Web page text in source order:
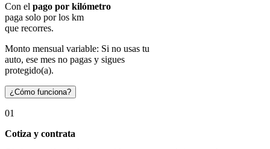
Con el pago por kilómetro
paga solo por los km
que recorres.
Monto mensual variable: Si no usas tu
auto, ese mes no pagas y sigues
protegido(a).
¿Cómo funciona?
01
Cotiza y contrata